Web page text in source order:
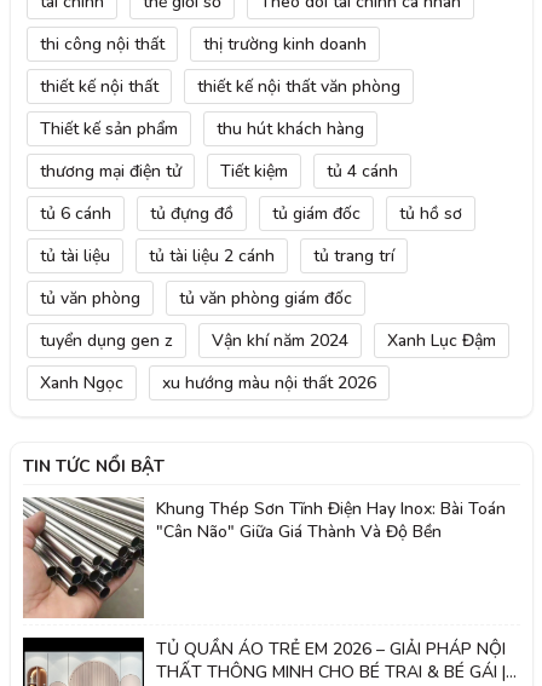
thi công nội thất
thị trường kinh doanh
thiết kế nội thất
thiết kế nội thất văn phòng
Thiết kế sản phẩm
thu hút khách hàng
thương mại điện tử
Tiết kiệm
tủ 4 cánh
tủ 6 cánh
tủ đựng đồ tủ giám đốc
tủ hồ sơ
tủ tài liệu
tủ tài liệu 2 cánh
tủ trang trí
tủ văn phòng
tủ văn phòng giám đốc
tuyển dụng gen z
Vận khí năm 2024
Xanh Lục Đậm
Xanh Ngọc
xu hướng màu nội thất 2026
TIN TỨC NỔI BẬT
Khung Thép Sơn Tĩnh Điện Hay Inox: Bài Toán
"Cân Não" Giữa Giá Thành Và Độ Bền
TỦ QUẦN ÁO TRẺ EM 2026 – GIẢI PHÁP NỘI
THẤT THÔNG MINH CHO BÉ TRAI & BÉ GÁI |